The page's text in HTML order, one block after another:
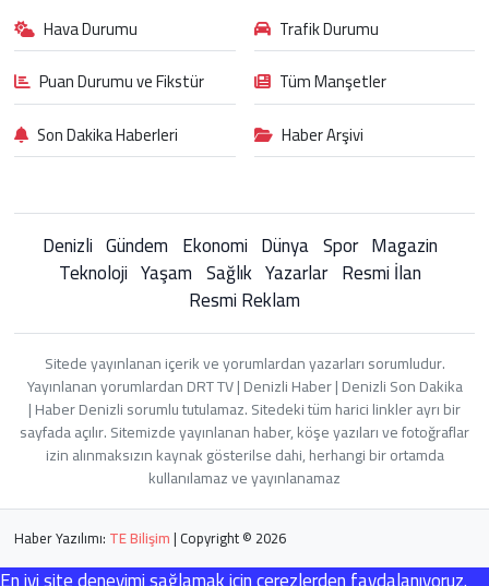
Hava Durumu
Trafik Durumu
Puan Durumu ve Fikstür
Tüm Manşetler
Son Dakika Haberleri
Haber Arşivi
Denizli Gündem Ekonomi Dünya Spor Magazin
Teknoloji Yaşam Sağlık Yazarlar Resmi İlan
Resmi Reklam
Sitede yayınlanan içerik ve yorumlardan yazarları sorumludur.
Yayınlanan yorumlardan DRT TV | Denizli Haber | Denizli Son Dakika
| Haber Denizli sorumlu tutulamaz. Sitedeki tüm harici linkler ayrı bir
sayfada açılır. Sitemizde yayınlanan haber, köşe yazıları ve fotoğraflar
izin alınmaksızın kaynak gösterilse dahi, herhangi bir ortamda
kullanılamaz ve yayınlanamaz
Haber Yazılımı: TE Bilişim| Copyright © 2026